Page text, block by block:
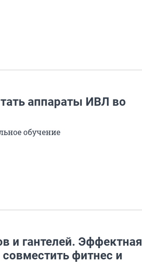
аппараты ИВЛ во
обучение
и гантелей. Эффектная
фитнес и